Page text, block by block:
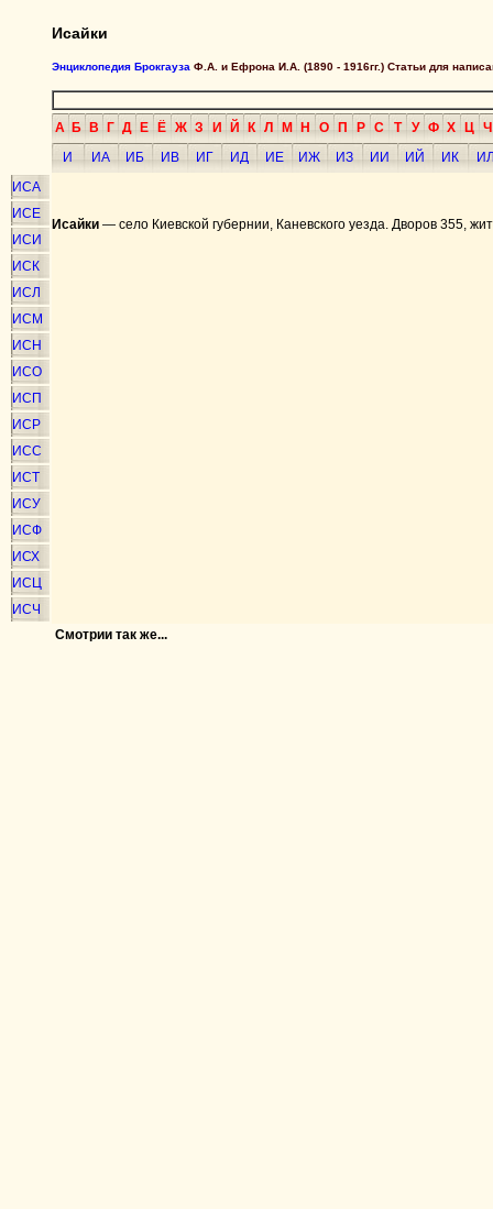
Исайки
Энциклопедия Брокгауза Ф.А. и Ефрона И.А. (1890 - 1916гг.) Статьи для
А Б В Г Д Е Ё Ж З И Й К Л М Н О П Р С Т У Ф Х Ц Ч
И
ИА ИБ ИВ ИГ ИД ИЕ ИЖ ИЗ ИИ ИЙ ИК
ИСА
ИСЕ
ИСИ
ИСК
ИСЛ
ИСМ
ИСН
ИСО
ИСП
ИСР
ИСС
ИСТ
ИСУ
ИСФ
ИСХ
ИСЦ
ИСЧ
Исайки — село Киевской губернии, Каневского уезда. Дворов 355,
Смотрии так же...